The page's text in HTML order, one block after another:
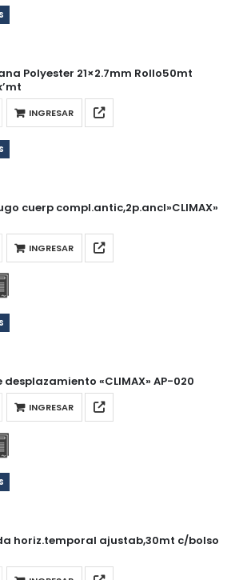
Polyester 21×2.7mm Rollo50mt
INGRESAR
cuerp compl.antic,2p.ancl»CLIMAX»
INGRESAR
desplazamiento «CLIMAX» AP-020
INGRESAR
horiz.temporal ajustab,30mt c/bolso